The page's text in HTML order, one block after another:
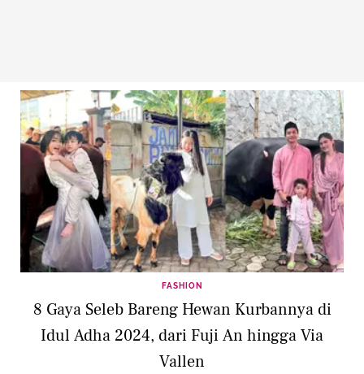
FASHION
8 Gaya Seleb Bareng Hewan Kurbannya di
Idul Adha 2024, dari Fuji An hingga Via
Vallen